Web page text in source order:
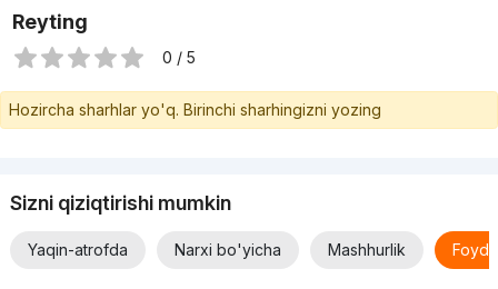
Reyting
0 / 5
Hozircha sharhlar yo'q. Birinchi sharhingizni yozing
Sizni qiziqtirishi mumkin
Yaqin-atrofda Narxi bo'yicha Mashhurlik